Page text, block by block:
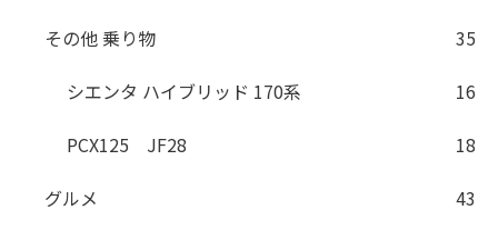
その他 乗り物
35
シエンタ ハイブリッド 170系
16
PCX125 JF28
18
グルメ
43